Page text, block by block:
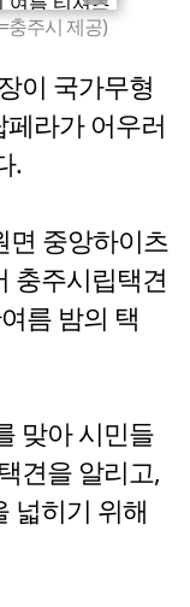
충주시 제공)
이 국가무형
라가 어우러
.
면 중앙하이츠
충주시립택견
름 밤의 택
맞아 시민들
견을 알리고,
넓히기 위해